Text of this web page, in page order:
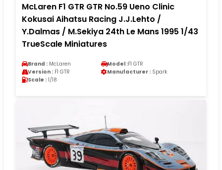
McLaren F1 GTR GTR No.59 Ueno Clinic
Kokusai Aihatsu Racing J.J.Lehto /
Y.Dalmas / M.Sekiya 24th Le Mans 1995 1/43
TrueScale Miniatures
Brand : McLaren Model :F1 GTR
Version : F1 GTR Manufacturer : Spark
Scale : 1/18